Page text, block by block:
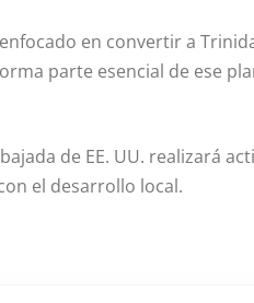
en convertir a
parte esencial de ese
de EE. UU. realizará
el desarrollo local.